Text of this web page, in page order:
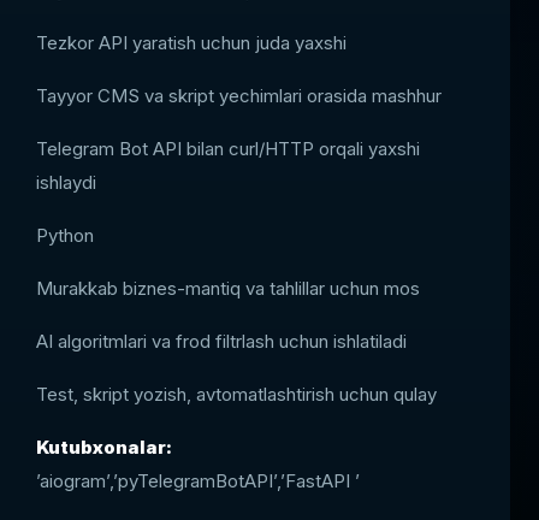
Tezkor API yaratish uchun juda yaxshi
Tayyor CMS va skript yechimlari orasida mashhur
Telegram Bot API bilan curl/HTTP orqali yaxshi
ishlaydi
Python
Murakkab biznes-mantiq va tahlillar uchun mos
AI algoritmlari va frod filtrlash uchun ishlatiladi
Test, skript yozish, avtomatlashtirish uchun qulay
Kutubxonalar:
’aiogram’,’pyTelegramBotAPI’,’FastAPI ’